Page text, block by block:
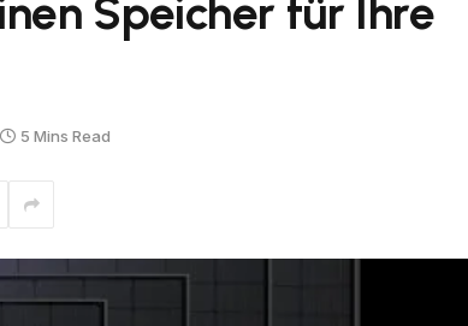
Speicher für Ihre
5 Mins Read